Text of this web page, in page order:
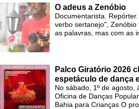
O adeus a Zenóbio
Documentarista.
verbo sertanejo",
as palavras, mas com as
Palco Giratório 2026
espetáculo de dança
No sábado, 1º de agosto,
Oficina de Danças
Bahia para Crianças O